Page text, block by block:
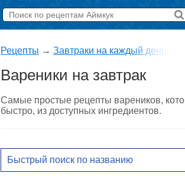
Рецепты → Завтраки на каждый день
Вареники на завтрак
Самые простые рецепты вареников,
быстро, из доступных ингредиентов.